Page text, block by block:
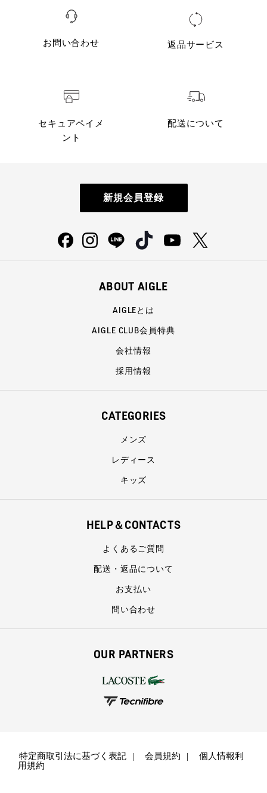
お問い合わせ 返品サービス
セキュアペイメ
ント
配送について
新規会員登録
ABOUT AIGLE
AIGLEとは
AIGLE CLUB会員特典
会社情報
採用情報
CATEGORIES
メンズ
レディース
キッズ
HELP＆CONTACTS
よくあるご質問
配送・返品について
お支払い
問い合わせ
OUR PARTNERS
特定商取引法に基づく表記 会員規約
個人情報利
用規約